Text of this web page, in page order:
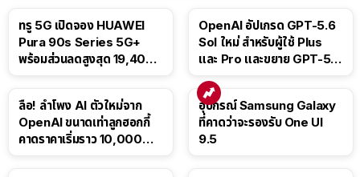
ทรู 5G เปิดจอง HUAWEI
Pura 90s Series 5G+
พร้อมส่วนลดสูงสุด 19,400
OpenAI อัปเกรด GPT-5.6
Sol ใหม่ สำหรับผู้ใช้ Plus
และ Pro และขยาย GPT-5.6
ลือ! ลำโพง AI ตัวใหม่จาก
OpenAI ขนาดเท่าลูกฮอกกี้
คาดราคาเริ่มราว 10,000
อุปกรณ์ Samsung Galaxy
ที่คาดว่าจะรองรับ One UI
9.5